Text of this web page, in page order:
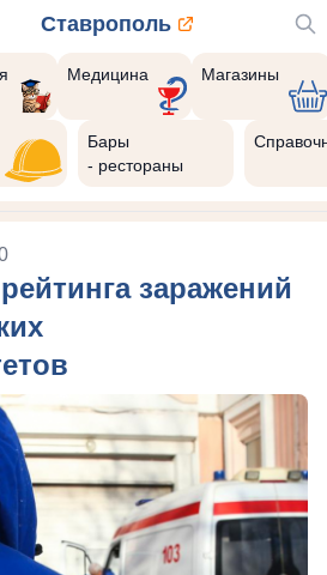
Ставрополь
Медицина Магазины
Бары
- рестораны
заражений